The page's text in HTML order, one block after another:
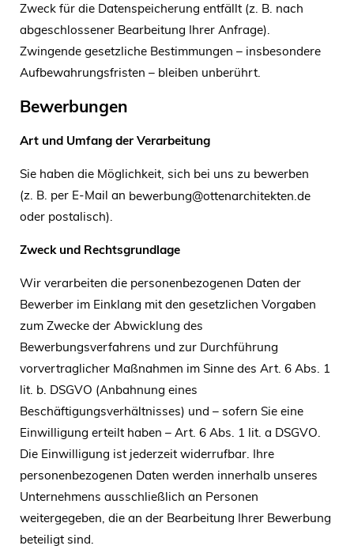
Zweck für die Datenspeicherung entfällt (z. B. nach
abgeschlossener Bearbeitung Ihrer Anfrage).
Zwingende gesetzliche Bestimmungen – insbesondere
Aufbewahrungsfristen – bleiben unberührt.
Bewerbungen
Art und Umfang der Verarbeitung
Sie haben die Möglichkeit, sich bei uns zu bewerben
(z. B. per E-Mail an bewerbung@ottenarchitekten.de
oder postalisch).
Zweck und Rechtsgrundlage
Wir verarbeiten die personenbezogenen Daten der
Bewerber im Einklang mit den gesetzlichen Vorgaben
zum Zwecke der Abwicklung des
Bewerbungsverfahrens und zur Durchführung
vorvertraglicher Maßnahmen im Sinne des Art. 6 Abs. 1
lit. b. DSGVO (Anbahnung eines
Beschäftigungsverhältnisses) und – sofern Sie eine
Einwilligung erteilt haben – Art. 6 Abs. 1 lit. a DSGVO.
Die Einwilligung ist jederzeit widerrufbar. Ihre
personenbezogenen Daten werden innerhalb unseres
Unternehmens ausschließlich an Personen
weitergegeben, die an der Bearbeitung Ihrer Bewerbung
beteiligt sind.